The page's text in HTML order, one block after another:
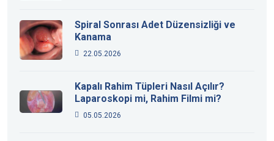
Spiral Sonrası Adet Düzensizliği ve
Kanama
22.05.2026
Kapalı Rahim Tüpleri Nasıl Açılır?
Laparoskopi mi, Rahim Filmi mi?
05.05.2026